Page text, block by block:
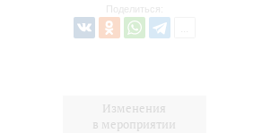
Поделиться:
Изменения
в мероприятии